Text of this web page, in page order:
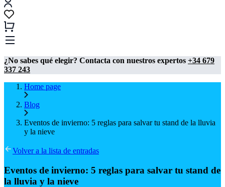
¿No sabes qué elegir? Contacta con nuestros expertos +34 679
337 243
Home page
Blog
Eventos de invierno: 5 reglas para salvar tu stand de la lluvia
y la nieve
Volver a la lista de entradas
Eventos de invierno: 5 reglas para salvar tu stand de
la lluvia y la nieve